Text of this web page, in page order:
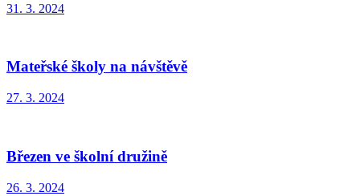
31. 3. 2024
Mateřské školy na návštěvě
27. 3. 2024
Březen ve školní družině
26. 3. 2024